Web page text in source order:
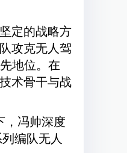
定的战略方
攻克无人驾
地位。在
术骨干与战
，冯帅深度
编队无人